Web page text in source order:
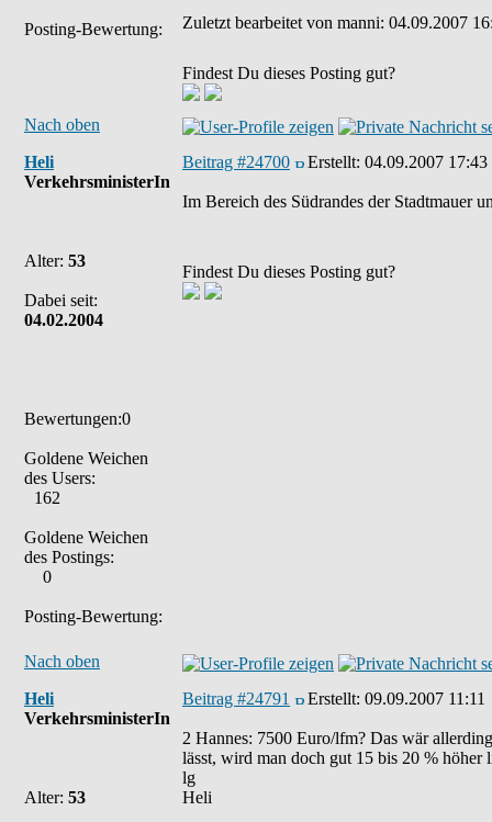
Posting-Bewertung: Zuletzt bearbeitet von manni: 04.09.2007
Findest Du dieses Posting gut?
Nach oben
Heli
VerkehrsministerIn
Alter: 53
Dabei seit:
04.02.2004
Bewertungen:0
Goldene Weichen
des Users:
162
Goldene Weichen
des Postings:
0
Posting-Bewertung:
Beitrag #24700 Erstellt: 04.09.2007 17:43
Im Bereich des Südrandes der Stadtmauer
Findest Du dieses Posting gut?
Nach oben
Heli
VerkehrsministerIn
Alter: 53
Beitrag #24791 Erstellt: 09.09.2007 11:11
2 Hannes: 7500 Euro/lfm? Das wär
lässt, wird man doch gut 15 bis 20 % höher
lg
Heli